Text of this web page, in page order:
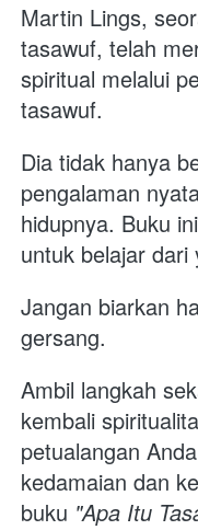
Martin Lings,
tasawuf, telah
spiritual melalui
tasawuf.
Dia tidak hanya
pengalaman
hidupnya. Buku
untuk belajar dari
Jangan biarkan
gersang.
Ambil langkah
kembali
petualangan
kedamaian dan
buku "Apa Itu